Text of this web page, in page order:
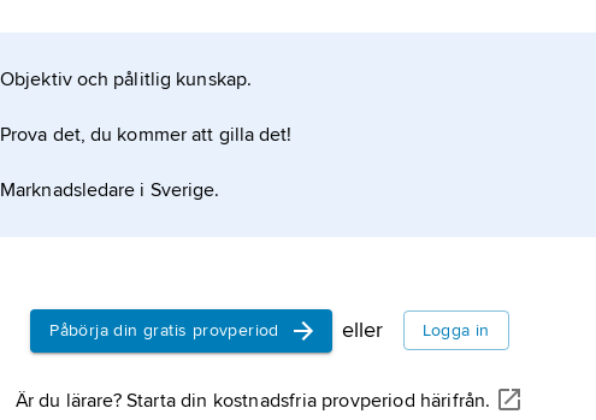
Förbandet anbringades över t.ex. en
och ansågs vara
Objektiv och pålitlig kunskap.
Prova det, du kommer att gilla det!
Marknadsledare i Sverige.
Påbörja din gratis provperiod eller Logga in
Är du lärare? Starta din kostnadsfria provperiod härifrån.